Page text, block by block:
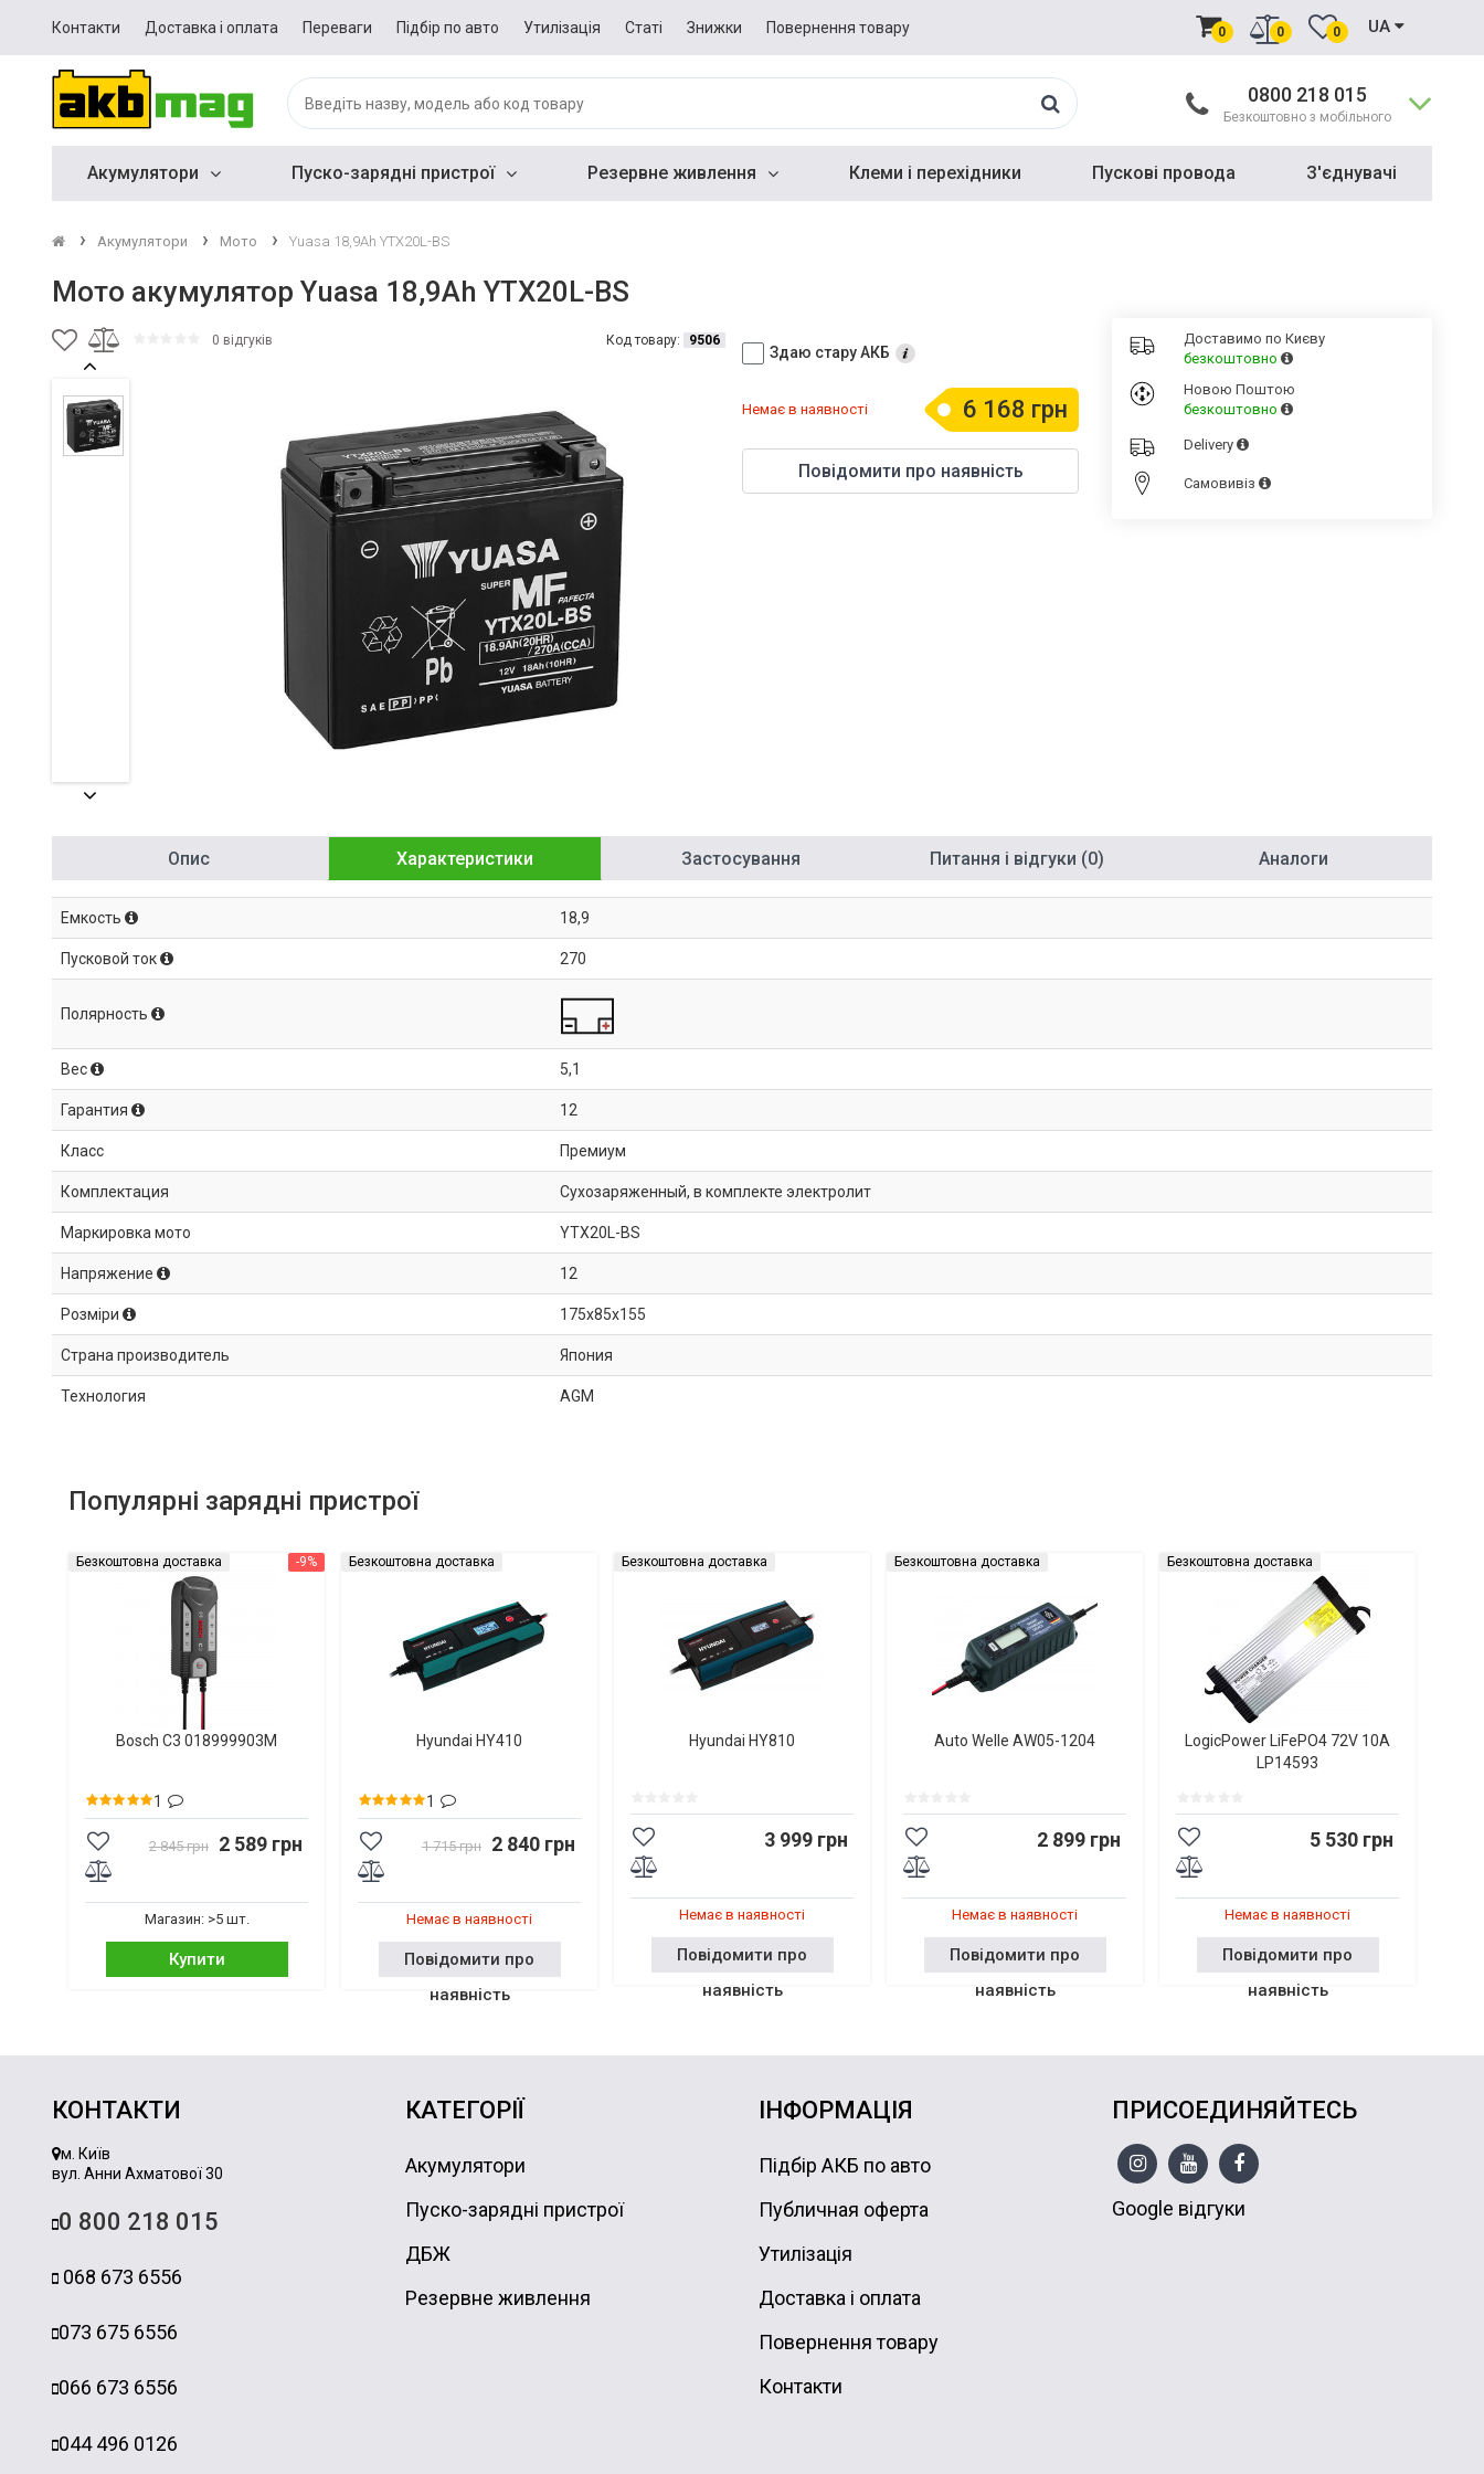
Контакти Доставка і оплата Переваги Підбір по авто Утилізація Статі Знижки Повернення товару 0 0 0 UA
0800 218 015
Безкоштовно з мобільного
Акумулятори Пуско-зарядні пристрої Резервне живлення Клеми і перехідники Пускові провода З'єднувачі
Акумулятори Мото Yuasa 18,9Ah YTX20L-BS
Мото акумулятор Yuasa 18,9Ah YTX20L-BS
0 відгуків Код товару: 9506
Здаю стару АКБ
6 168 грн
Немає в наявності
Повідомити про наявність
Доставимо по Києву
безкоштовно
Новою Поштою
безкоштовно
Delivery
Cамовивіз
Опис Характеристики Застосування Питання і відгуки (0) Аналоги
Емкость 18,9
Пусковой ток 270
Полярность
Вес 5,1
Гарантия 12
Класс Премиум
Комплектация Сухозаряженный, в комплекте электролит
Маркировка мото YTX20L-BS
Напряжение 12
Розміри 175x85x155
Страна производитель Япония
Технология AGM
Популярні зарядні пристрої
-9%
Безкоштовна доставка
Bosch C3 018999903M
1
2 845 грн 2 589 грн
Магазин: >5 шт.
Купити
Безкоштовна доставка
Hyundai HY410
1
1 715 грн 2 840 грн
Немає в наявності
Повідомити про
наявність
Безкоштовна доставка
Hyundai HY810
3 999 грн
Немає в наявності
Повідомити про
наявність
Безкоштовна доставка
Auto Welle AW05-1204
2 899 грн
Немає в наявності
Повідомити про
наявність
Безкоштовна доставка
LogicPower LiFePO4 72V 10A
LP14593
5 530 грн
Немає в наявності
Повідомити про
наявність
КОНТАКТИ
м. Київ
вул. Анни Ахматової 30
0 800 218 015
068 673 6556
073 675 6556
066 673 6556
044 496 0126
КАТЕГОРІЇ
Акумулятори
Пуско-зарядні пристрої
ДБЖ
Резервне живлення
ІНФОРМАЦІЯ
Підбір АКБ по авто
Публичная оферта
Утилізація
Доставка і оплата
Повернення товару
Контакти
ПРИСОЕДИНЯЙТЕСЬ
Google відгуки